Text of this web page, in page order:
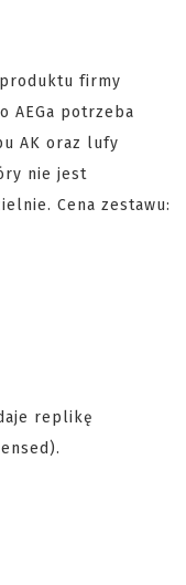
firmy
AEGa potrzeba
AK oraz lufy
nie jest
Cena zestawu:
replikę